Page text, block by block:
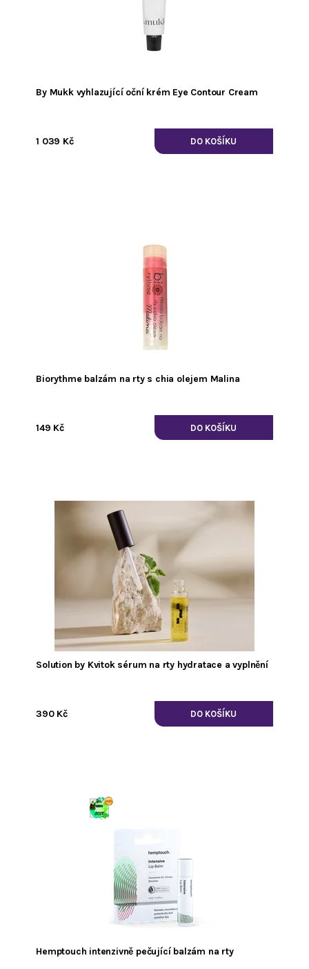
By Mukk vyhlazující oční krém Eye Contour Cream
1 039 Kč
Biorythme balzám na rty s chia olejem Malina
149 Kč
Solution by Kvitok sérum na rty hydratace a vyplnění
390 Kč
Hemptouch intenzivně pečující balzám na rty